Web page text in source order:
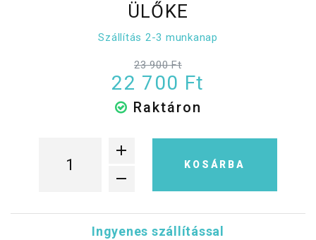
ÜLŐKE
Szállítás 2-3 munkanap
23 900 Ft
22 700 Ft
Raktáron
KOSÁRBA
Ingyenes szállítással